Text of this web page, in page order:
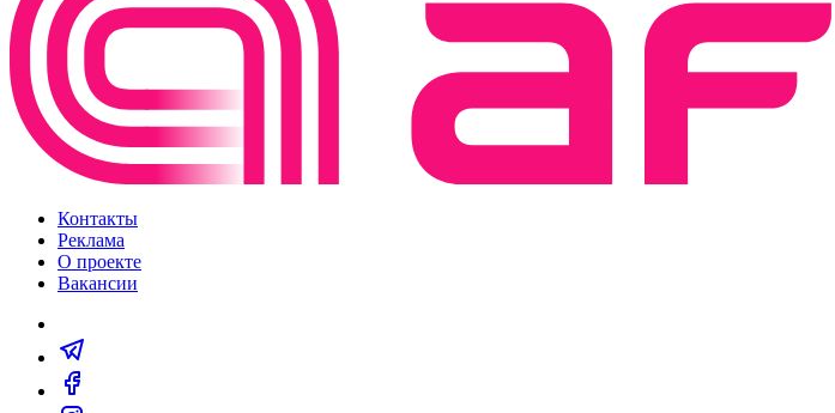
Контакты
Реклама
О проекте
Вакансии